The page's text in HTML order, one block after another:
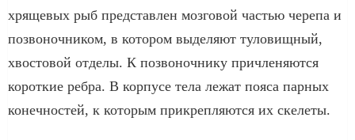
хрящевых рыб представлен мозговой частью черепа и
позвоночником, в котором выделяют туловищный,
хвостовой отделы. К позвоночнику причленяются
короткие ребра. В корпусе тела лежат пояса парных
конечностей, к которым прикрепляются их скелеты.